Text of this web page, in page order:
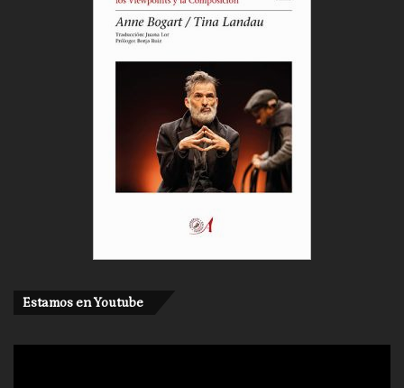
Estamos en Youtube